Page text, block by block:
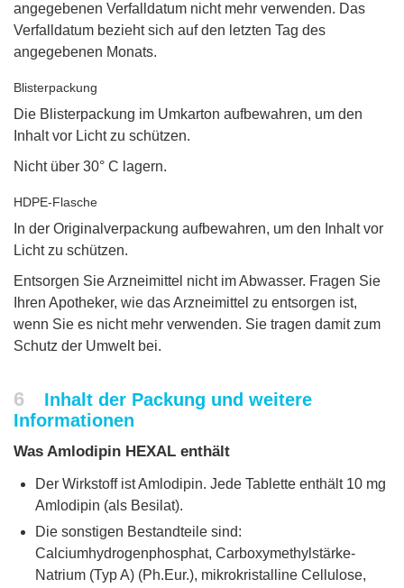
angegebenen Verfalldatum nicht mehr verwenden. Das
Verfalldatum bezieht sich auf den letzten Tag des
angegebenen Monats.
Blisterpackung
Die Blisterpackung im Umkarton aufbewahren, um den
Inhalt vor Licht zu schützen.
Nicht über 30° C lagern.
HDPE-Flasche
In der Originalverpackung aufbewahren, um den Inhalt vor
Licht zu schützen.
Entsorgen Sie Arzneimittel nicht im Abwasser. Fragen Sie
Ihren Apotheker, wie das Arzneimittel zu entsorgen ist,
wenn Sie es nicht mehr verwenden. Sie tragen damit zum
Schutz der Umwelt bei.
6
Inhalt der Packung und weitere
Informationen
Was Amlodipin HEXAL enthält
Der Wirkstoff ist Amlodipin. Jede Tablette enthält 10 mg
Amlodipin (als Besilat).
Die sonstigen Bestandteile sind:
Calciumhydrogenphosphat, Carboxymethylstärke-
Natrium (Typ A) (Ph.Eur.), mikrokristalline Cellulose,